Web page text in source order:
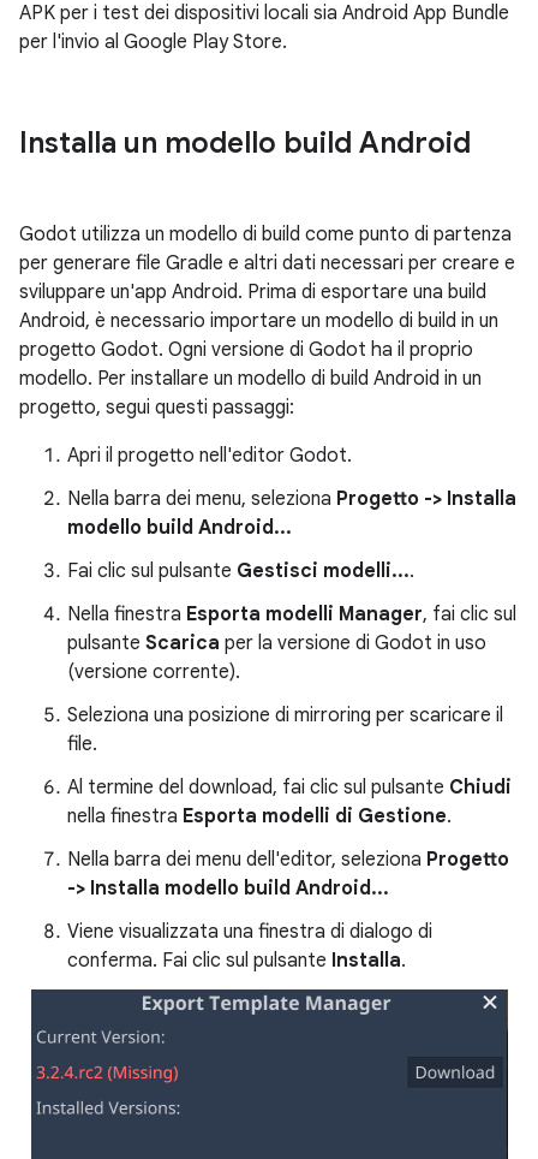
APK per i test dei dispositivi locali sia Android App Bundle
per l'invio al Google Play Store.
Installa un modello build Android
Godot utilizza un modello di build come punto di partenza
per generare file Gradle e altri dati necessari per creare e
sviluppare un'app Android. Prima di esportare una build
Android, è necessario importare un modello di build in un
progetto Godot. Ogni versione di Godot ha il proprio
modello. Per installare un modello di build Android in un
progetto, segui questi passaggi:
Apri il progetto nell'editor Godot.
Nella barra dei menu, seleziona Progetto -> Installa
modello build Android...
Fai clic sul pulsante Gestisci modelli....
Nella finestra Esporta modelli Manager, fai clic sul
pulsante Scarica per la versione di Godot in uso
(versione corrente).
Seleziona una posizione di mirroring per scaricare il
file.
Al termine del download, fai clic sul pulsante Chiudi
nella finestra Esporta modelli di Gestione.
Nella barra dei menu dell'editor, seleziona Progetto
-> Installa modello build Android...
Viene visualizzata una finestra di dialogo di
conferma. Fai clic sul pulsante Installa.